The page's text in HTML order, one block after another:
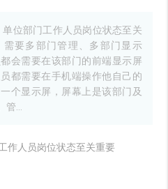
位部门工作人员岗位状态至关
要多部门管理、多部门显示
会需要在该部门的前端显示屏
都需要在手机端操作他自己的
个显示屏，屏幕上是该部门及
...
作人员岗位状态至关重要